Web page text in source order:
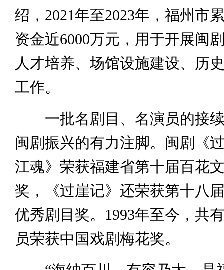
绍，2021年至2023年，福州市
资金近6000万元，用于开展闽
人才培养、场馆设施建设、历
工作。
一批名剧目、名演员的接续
闽剧振兴的有力注脚。闽剧《
江魂》荣获福建省第十届百花
奖，《过崖记》还荣获第十八
优秀剧目奖。1993年至今，共
员荣获中国戏剧梅花奖。